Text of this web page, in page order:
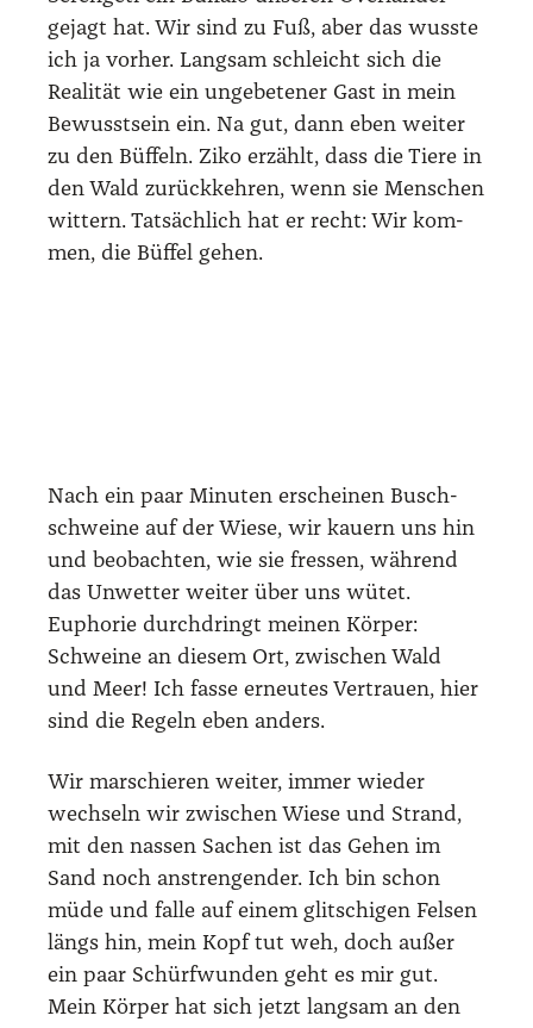
gejagt hat. Wir sind zu Fuß, aber das wuss­te
ich ja vor­her. Lang­sam schleicht sich die
Rea­li­tät wie ein unge­be­te­ner Gast in mein
Bewusst­sein ein. Na gut, dann eben wei­ter
zu den Büf­feln. Ziko erzählt, dass die Tie­re in
den Wald zurück­keh­ren, wenn sie Men­schen
wit­tern. Tat­säch­lich hat er recht: Wir kom­
men, die Büf­fel gehen.
Nach ein paar Minu­ten erschei­nen Busch­
schwei­ne auf der Wie­se, wir kau­ern uns hin
und beob­ach­ten, wie sie fres­sen, wäh­rend
das Unwet­ter wei­ter über uns wütet.
Eupho­rie durch­dringt mei­nen Kör­per:
Schwei­ne an die­sem Ort, zwi­schen Wald
und Meer! Ich fas­se erneu­tes Ver­trau­en, hier
sind die Regeln eben anders.
Wir mar­schie­ren wei­ter, immer wie­der
wech­seln wir zwi­schen Wie­se und Strand,
mit den nas­sen Sachen ist das Gehen im
Sand noch anstren­gen­der. Ich bin schon
müde und fal­le auf einem glit­schi­gen Fel­sen
längs hin, mein Kopf tut weh, doch außer
ein paar Schürf­wun­den geht es mir gut.
Mein Kör­per hat sich jetzt lang­sam an den